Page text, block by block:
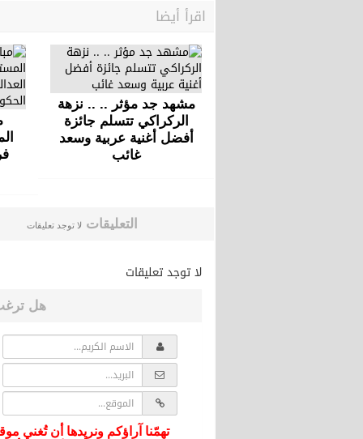
اقرأ أيضا
مشهد جد مؤثر .. .. نزهة
الركراكي تتسلم جائزة
أفضل أغنية عربية وسعد
غائب
التعليقات لا توجد تعليقات
لا توجد تعليقات
هل
تهمّنا آراؤكم ونريدها أن تُغني